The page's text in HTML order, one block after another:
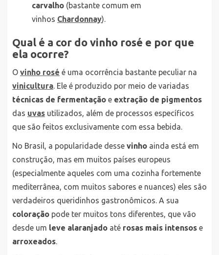
carvalho (bastante comum em
vinhos Chardonnay).
Qual é a cor do vinho rosé e por que
ela ocorre?
O vinho rosé é uma ocorrência bastante peculiar na
vinicultura . Ele é produzido por meio de variadas
técnicas de fermentação e extração de pigmentos
das uvas utilizados, além de processos específicos
que são feitos exclusivamente com essa bebida.
No Brasil, a popularidade desse vinho ainda está em
construção, mas em muitos países europeus
(especialmente aqueles com uma cozinha fortemente
mediterrânea, com muitos sabores e nuances) eles são
verdadeiros queridinhos gastronômicos. A sua
coloração pode ter muitos tons diferentes, que vão
desde um leve alaranjado até rosas mais intensos e
arroxeados